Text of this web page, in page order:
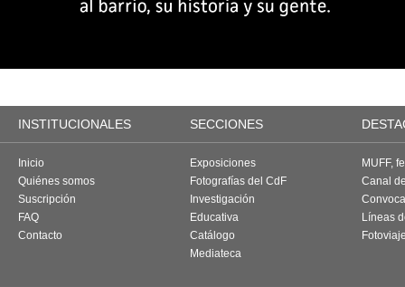
INSTITUCIONALES SECCIONES
Inicio
Quiénes somos
Suscripción
FAQ
Contacto
Exposiciones
Fotografías del CdF
Investigación
Educativa
Catálogo
Mediateca
MUFF,
Canal
Líneas